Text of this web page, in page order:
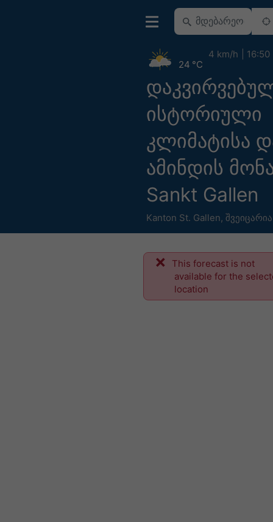
ისტორიული
კლიმატისა
ამინდის
Sankt Gallen
Kanton St. Gallen, შვეიცარია
24 °C
4 km/h 16:50
This forecast is not
available for the
location